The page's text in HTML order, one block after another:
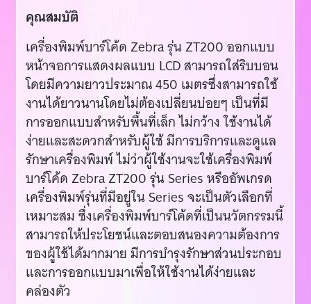
คุณสมบัติ
เครื่องพิมพ์บาร์โค้ด Zebra รุ่น ZT200 ออกแบบ
หน้าจอการแสดงผลแบบ LCD สามารถใส่ริบบอน
โดยมีความยาวประมาณ 450 เมตรซึ่งสามารถใช้
งานได้ยาวนานโดยไม่ต้องเปลี่ยนบ่อยๆ เป็นที่มี
การออกแบบสำหรับพื้นที่เล็ก ไม่กว้าง ใช้งานได้
ง่ายและสะดวกสำหรับผู้ใช้ มีการบริการและดูแล
รักษาเครื่องพิมพ์ ไม่ว่าผู้ใช้งานจะใช้เครื่องพิมพ์
บาร์โค้ด Zebra ZT200 รุ่น Series หรืออัพเกรด
เครื่องพิมพ์รุ่นที่มีอยู่ใน Series จะเป็นตัวเลือกที่
เหมาะสม ซึ่งเครื่องพิมพ์บาร์โค้ดที่เป็นนวัตกรรมนี้
สามารถให้ประโยชน์และตอบสนองความต้องการ
ของผู้ใช้ได้มากมาย มีการบำรุงรักษาส่วนประกอบ
และการออกแบบมาเพื่อให้ใช้งานได้ง่ายและ
คล่องตัว